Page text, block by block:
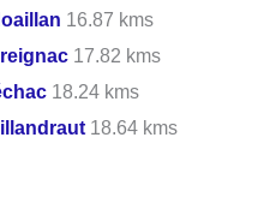
16.87 kms
17.82 kms
18.24 kms
18.64 kms